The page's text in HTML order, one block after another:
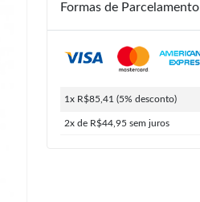
R$89,90
Formas de Parcelamento
1x R$85,41 (5% desconto)
2x de R$44,95 sem juros